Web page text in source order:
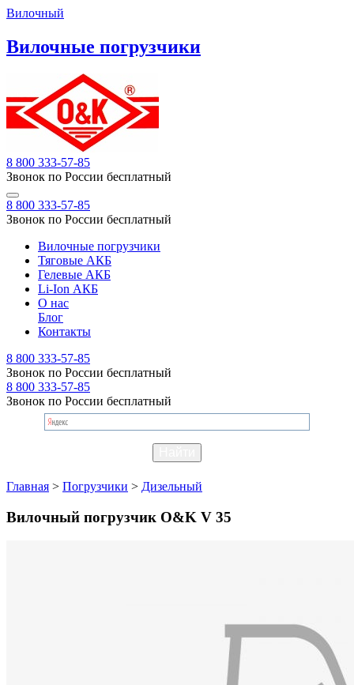
Вилочный
Вилочные погрузчики
8 800 333-57-85
Звонок по России бесплатный
8 800 333-57-85
Звонок по России бесплатный
Вилочные погрузчики
Тяговые АКБ
Гелевые АКБ
Li-Ion АКБ
О нас
Блог
Контакты
8 800 333-57-85
Звонок по России бесплатный
8 800 333-57-85
Звонок по России бесплатный
Главная > Погрузчики > Дизельный
Вилочный погрузчик O&K V 35